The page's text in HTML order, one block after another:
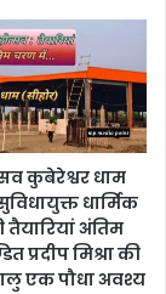
कुबेरेश्वर धाम
धार्मिक
अंतिम
प्रदीप मिश्रा की
एक पौधा अवश्य